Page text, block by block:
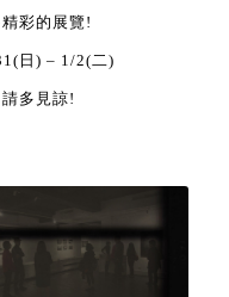
彩的展覽!
日) – 1/2(二)
多見諒!